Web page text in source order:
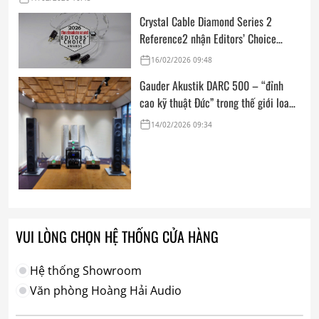
Crystal Cable Diamond Series 2
Reference2 nhận Editors’ Choice
Award: Dedicated Audio 2026 từ The
16/02/2026 09:48
Gauder Akustik DARC 500 – “đỉnh
cao kỹ thuật Đức” trong thế giới loa
hi-end tham chiếu
14/02/2026 09:34
VUI LÒNG CHỌN HỆ THỐNG CỬA HÀNG
Hệ thống Showroom
Văn phòng Hoàng Hải Audio